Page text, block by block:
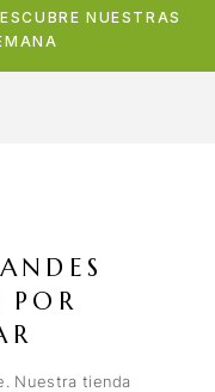
NUESTRAS
POR
Nuestra tienda